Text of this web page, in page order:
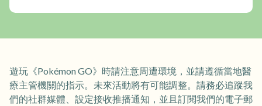
遊玩《Pokémon GO》時請注意周遭環境，並請遵循當地醫
療主管機關的指示。未來活動將有可能調整。請務必追蹤我
們的社群媒體、設定接收推播通知，並且訂閱我們的電子郵